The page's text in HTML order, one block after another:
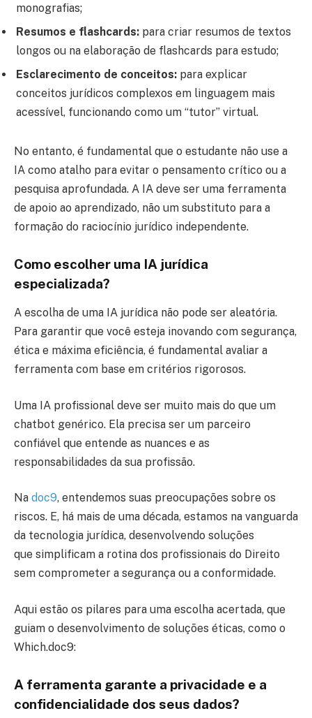
monografias;
Resumos e flashcards: para criar resumos de textos
longos ou na elaboração de flashcards para estudo;
Esclarecimento de conceitos: para explicar
conceitos jurídicos complexos em linguagem mais
acessível, funcionando como um “tutor” virtual.
No entanto, é fundamental que o estudante não use a
IA como atalho para evitar o pensamento crítico ou a
pesquisa aprofundada. A IA deve ser uma ferramenta
de apoio ao aprendizado, não um substituto para a
formação do raciocínio jurídico independente.
Como escolher uma IA jurídica
especializada?
A escolha de uma IA jurídica não pode ser aleatória.
Para garantir que você esteja inovando com segurança,
ética e máxima eficiência, é fundamental avaliar a
ferramenta com base em critérios rigorosos.
Uma IA profissional deve ser muito mais do que um
chatbot genérico. Ela precisa ser um parceiro
confiável que entende as nuances e as
responsabilidades da sua profissão.
Na doc9, entendemos suas preocupações sobre os
riscos. E, há mais de uma década, estamos na vanguarda
da tecnologia jurídica, desenvolvendo soluções
que simplificam a rotina dos profissionais do Direito
sem comprometer a segurança ou a conformidade.
Aqui estão os pilares para uma escolha acertada, que
guiam o desenvolvimento de soluções éticas, como o
Which.doc9:
A ferramenta garante a privacidade e a
confidencialidade dos seus dados?